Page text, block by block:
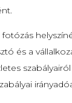
fotózás
és a
szabályairól